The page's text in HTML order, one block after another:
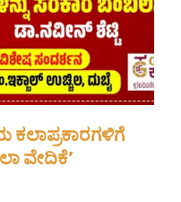
ವೇದಿಕೆ’